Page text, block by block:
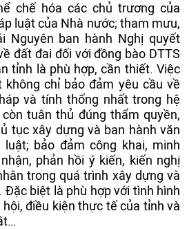
chế hóa các chủ trương của
luật của Nhà nước; tham mưu,
Nguyên ban hành Nghị quyết
đất đai đối với đồng bào DTTS
tỉnh là phù hợp, cần thiết. Việc
không chỉ bảo đảm yêu cầu về
và tính thống nhất trong hệ
tuân thủ đúng thẩm quyền,
tục xây dựng và ban hành văn
luật; bảo đảm công khai, minh
phản hồi ý kiến, kiến nghị
trong quá trình xây dựng và
Đặc biệt là phù hợp với tình hình
điều kiện thực tế của tỉnh và